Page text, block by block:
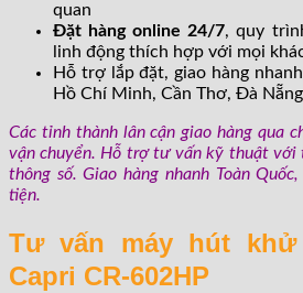
quan
Đặt hàng online 24/7, quy
linh động thích hợp với mọi
Hỗ trợ lắp đặt, giao hàng
Hồ Chí Minh, Cần Thơ, Đà Nẵng
Các tỉnh thành lân cận giao hàng qua
vận chuyển. Hỗ trợ tư vấn kỹ thuật với
thông số. Giao hàng nhanh Toàn
tiện.
Tư vấn máy hút
Capri CR-602HP